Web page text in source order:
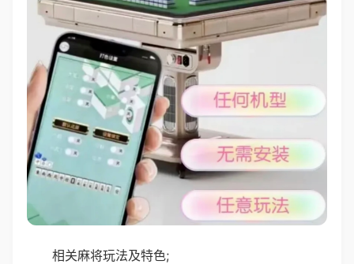
相关麻将玩法及特色;